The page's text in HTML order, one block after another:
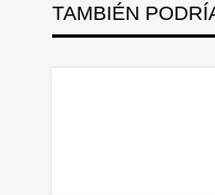
TAMBIÉN